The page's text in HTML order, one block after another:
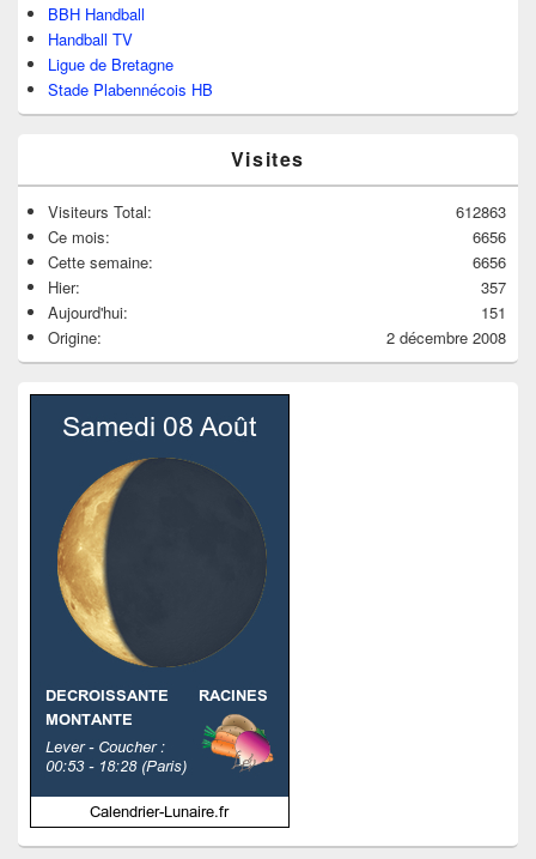
BBH Handball
Handball TV
Ligue de Bretagne
Stade Plabennécois HB
Visites
612863
Visiteurs Total:
6656
Ce mois:
6656
Cette semaine:
357
Hier:
151
Aujourd'hui:
2 décembre 2008
Origine: